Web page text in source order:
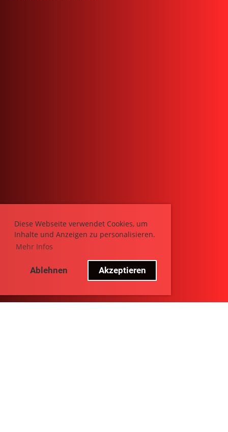
Diese Webseite verwendet Cookies, um
Inhalte und Anzeigen zu personalisieren.
Mehr Infos
Ablehnen Akzeptieren